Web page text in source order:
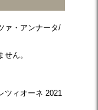
ァ・アンナータ/
ん。
ツィオーネ 2021